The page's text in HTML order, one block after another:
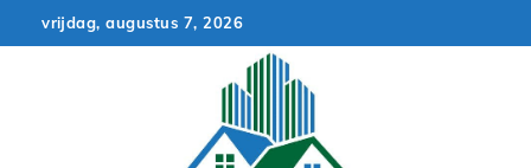
to
vrijdag, augustus 7, 2026